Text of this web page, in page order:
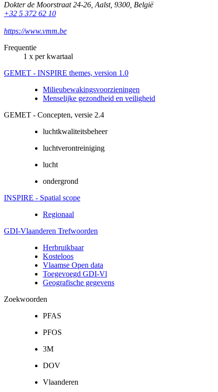
Dokter de Moorstraat 24-26 Aalst, 9300 België
+32 5 372 62 10
https://www.vmm.be
Frequentie
1 x per kwartaal
GEMET - INSPIRE themes, version 1.0
Milieubewakingsvoorzieningen
Menselijke gezondheid en veiligheid
GEMET - Concepten, versie 2.4
luchtkwaliteitsbeheer
luchtverontreiniging
lucht
ondergrond
INSPIRE - Spatial scope
Regionaal
GDI-Vlaanderen Trefwoorden
Herbruikbaar
Kosteloos
Vlaamse Open data
Toegevoegd GDI-Vl
Geografische gegevens
Zoekwoorden
PFAS
PFOS
3M
DOV
Vlaanderen